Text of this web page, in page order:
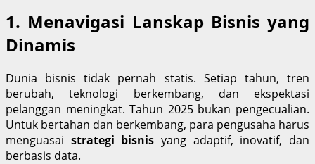
1. Menavigasi Lanskap Bisnis yang
Dinamis
Dunia bisnis tidak pernah statis. Setiap tahun, tren
berubah, teknologi berkembang, dan ekspektasi
pelanggan meningkat. Tahun 2025 bukan pengecualian.
Untuk bertahan dan berkembang, para pengusaha harus
menguasai strategi bisnis yang adaptif, inovatif, dan
berbasis data.